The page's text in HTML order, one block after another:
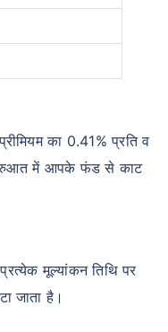
का 0.41% प्रति व
शुरुआत में आपके फंड से काट
मूल्यांकन तिथि पर
जाता है।